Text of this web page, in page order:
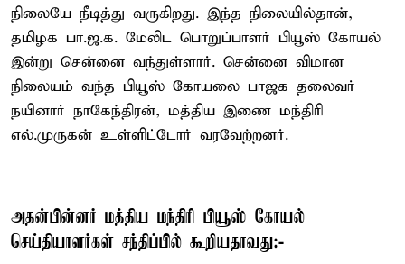
நிலையே நீடித்து வருகிறது. இந்த நிலையில்தான்,
தமிழக பா.ஜ.க. மேலிட பொறுப்பாளர் பியூஸ் கோயல்
இன்று சென்னை வந்துள்ளார். சென்னை விமான
நிலையம் வந்த பியூஸ் கோயலை பாஜக தலைவர்
நயினார் நாகேந்திரன், மத்திய இணை மந்திரி
எல்.முருகன் உள்ளிட்டோர் வரவேற்றனர்.
அதன்பின்னர் மத்திய மந்திரி பியூஸ் கோயல்
செய்தியாளர்கள் சந்திப்பில் கூறியதாவது:-